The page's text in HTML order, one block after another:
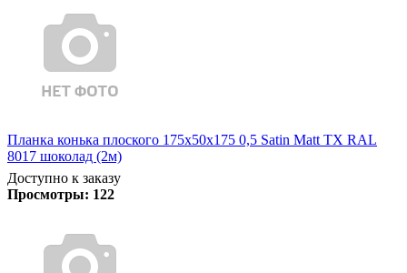
Планка конька плоского 175х50х175 0,5 Satin Matt TX RAL
8017 шоколад (2м)
Доступно к заказу
Просмотры: 122